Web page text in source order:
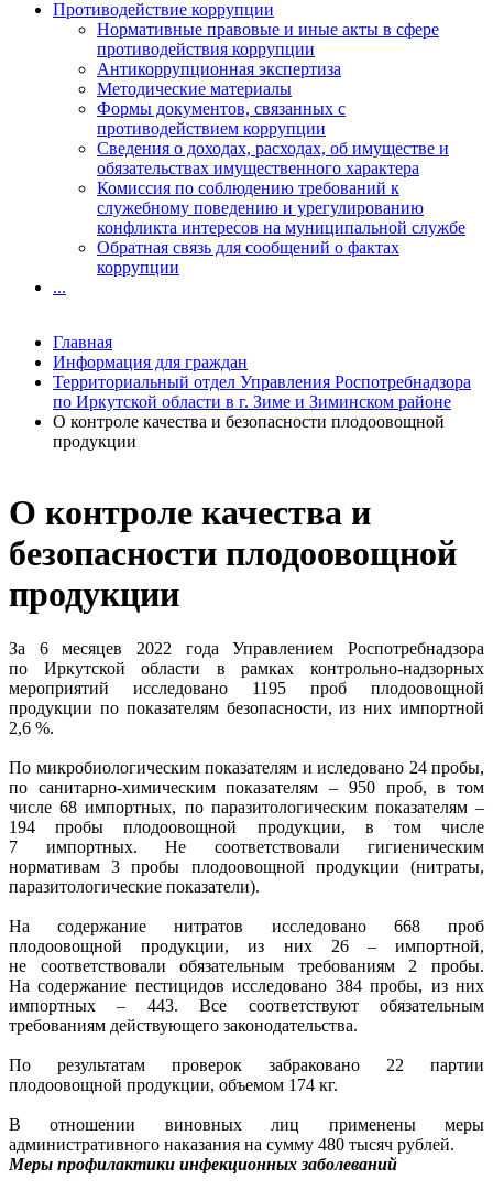
О контроле качества и
безопасности плодоовощной
продукции
За 6 месяцев 2022 года Управлением Роспотребнадзора
по Иркутской области в рамках контрольно-надзорных
мероприятий исследовано 1195 проб плодоовощной
продукции по показателям безопасности, из них импортной
2,6 %.
По микробиологическим показателям и иследовано 24 пробы,
по санитарно-химическим показателям – 950 проб, в том
числе 68 импортных, по паразитологическим показателям –
194 пробы плодоовощной продукции, в том числе
7 импортных. Не соответствовали гигиеническим
нормативам 3 пробы плодоовощной продукции (нитраты,
паразитологические показатели).
На содержание нитратов исследовано 668 проб
плодоовощной продукции, из них 26 – импортной,
не соответствовали обязательным требованиям 2 пробы.
На содержание пестицидов исследовано 384 пробы, из них
импортных – 443. Все соответствуют обязательным
требованиям действующего законодательства.
По результатам проверок забраковано 22 партии
плодоовощной продукции, объемом 174 кг.
В отношении виновных лиц применены меры
административного наказания на сумму 480 тысяч рублей.
Меры профилактики инфекционных заболеваний
Противодействие коррупции
Нормативные правовые и иные акты в сфере
противодействия коррупции
Антикоррупционная экспертиза
Методические материалы
Формы документов, связанных с
противодействием коррупции
Сведения о доходах, расходах, об имуществе и
обязательствах имущественного характера
Комиссия по соблюдению требований к
служебному поведению и урегулированию
конфликта интересов на муниципальной службе
Обратная связь для сообщений о фактах
коррупции
...
Главная
Информация для граждан
Территориальный отдел Управления Роспотребнадзора
по Иркутской области в г. Зиме и Зиминском районе
О контроле качества и безопасности плодоовощной
продукции